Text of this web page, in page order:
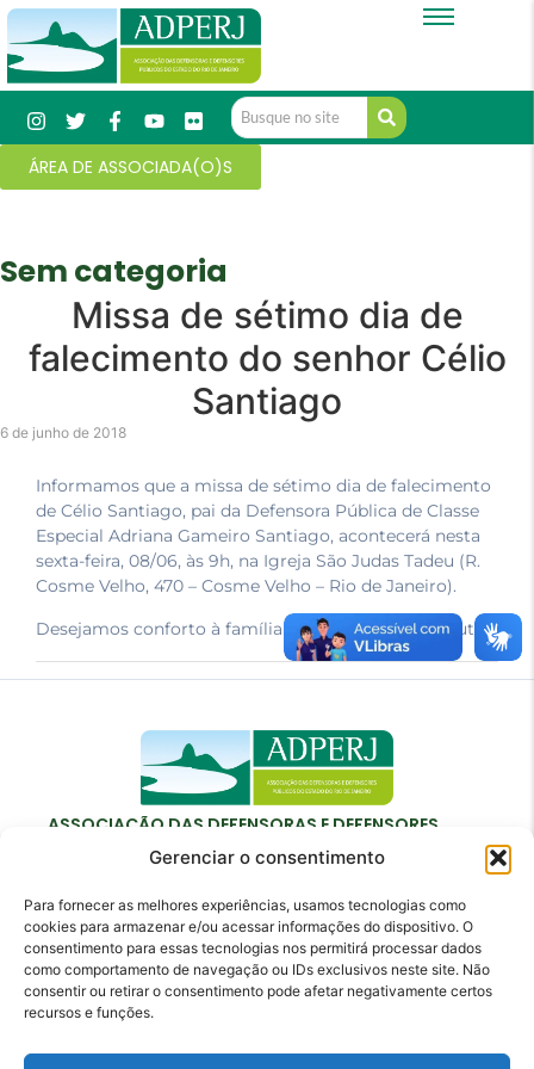
Gerenciar o consentimento
Para fornecer as melhores experiências, usamos tecnologias como
cookies para armazenar e/ou acessar informações do dispositivo. O
consentimento para essas tecnologias nos permitirá processar dados
como comportamento de navegação ou IDs exclusivos neste site. Não
consentir ou retirar o consentimento pode afetar negativamente certos
recursos e funções.
ÁREA DE ASSOCIADA(O)S
Sem categoria
Missa de sétimo dia de
falecimento do senhor Célio
Santiago
6 de junho de 2018
Informamos que a missa de sétimo dia de falecimento
de Célio Santiago, pai da Defensora Pública de Classe
Especial Adriana Gameiro Santiago, acontecerá nesta
sexta-feira, 08/06, às 9h, na Igreja São Judas Tadeu (R.
Cosme Velho, 470 – Cosme Velho – Rio de Janeiro).
Desejamos conforto à família neste momento de luto.
ASSOCIAÇÃO DAS DEFENSORAS E DEFENSORES
PÚBLICOS DO ESTADO DO RIO DE JANEIRO
Contato
adperj@adperj.com.br
(21) 2220-6022